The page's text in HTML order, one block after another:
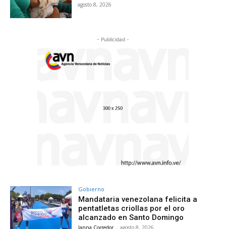
agosto 8, 2026
- Publicidad -
Gobierno
Mandataria venezolana felicita a
pentatletas criollas por el oro
alcanzado en Santo Domingo
Janna Corredor - agosto 8, 2026